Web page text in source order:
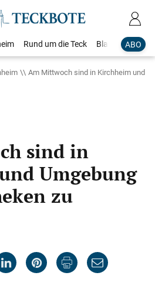
ABO
Rund um die Teck Blaulicht
Am Mittwoch sind in Kirchheim und
sind in
Umgebung
zu